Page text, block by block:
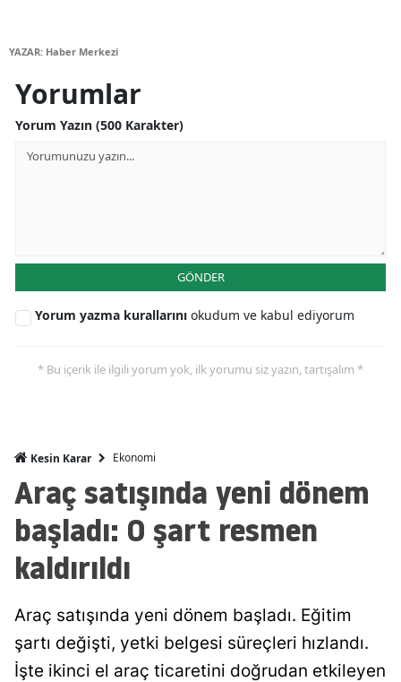
Kars
Kayseri
Kocaeli
Konya
Manisa
Kahramanmaraş
YAZAR: Haber Merkezi
Yorumlar
Yorum Yazın (500 Karakter)
GÖNDER
Yorum yazma kurallarını okudum ve kabul ediyorum
* Bu içerik ile ilgili yorum yok, ilk yorumu siz yazın, tartışalım *
Kesin Karar Ekonomi
Araç satışında yeni dönem
başladı: O şart resmen
kaldırıldı
Araç satışında yeni dönem başladı. Eğitim
şartı değişti, yetki belgesi süreçleri hızlandı.
İşte ikinci el araç ticaretini doğrudan etkileyen